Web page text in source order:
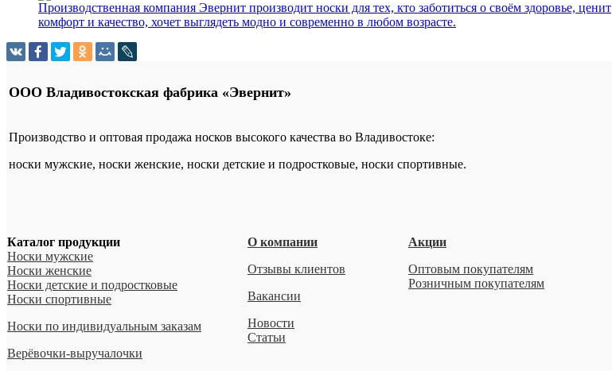
Производственная компания Эвернит производит носки для тех, кто заботиться о своём здоровье, ценит
комфорт и качество, хочет выглядеть модно и современно в любом возрасте.
ООО Владивостокская фабрика «Эвернит»
Производство и оптовая продажа носков высокого качества во Владивостоке:
носки мужские, носки женские, носки детские и подростковые, носки спортивные.
Каталог продукции
Носки мужские
Носки женские
Носки детские и подростковые
Носки спортивные
Носки по индивидуальным заказам
Верёвочки-выручалочки
О компании
Отзывы клиентов
Вакансии
Новости
Статьи
Акции
Оптовым покупателям
Розничным покупателям